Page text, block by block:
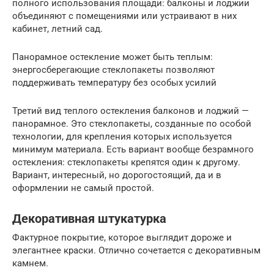
полного использования площади: балконы и лоджии
объединяют с помещениями или устраивают в них
кабинет, летний сад.
Панорамное остекление может быть теплым:
энергосберегающие стеклопакеты позволяют
поддерживать температуру без особых усилий
Третий вид теплого остекления балконов и лоджий —
панорамное. Это стеклопакеты, созданные по особой
технологии, для крепления которых используется
минимум материала. Есть вариант вообще безрамного
остекления: стеклопакеты крепятся один к другому.
Вариант, интересный, но дорогостоящий, да и в
оформлении не самый простой.
Декоративная штукатурка
Фактурное покрытие, которое выглядит дороже и
элегантнее краски. Отлично сочетается с декоративным
камнем.